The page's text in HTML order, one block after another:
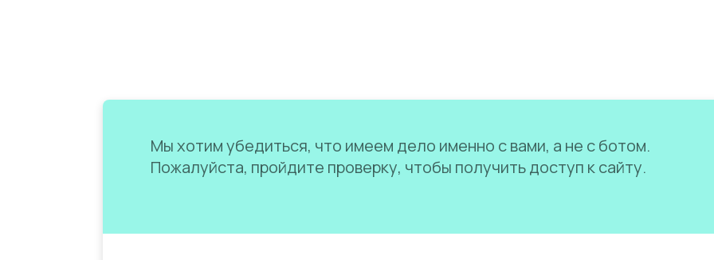
Мы хотим убедиться, что имеем дело именно с вами, а не с ботом.
Пожалуйста, пройдите проверку, чтобы получить доступ к сайту.